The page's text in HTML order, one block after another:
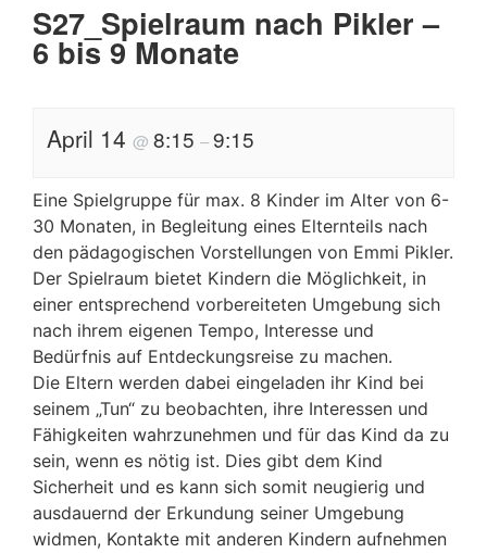
S27_Spielraum nach Pikler –
6 bis 9 Monate
April 14 @ 8:15 –9:15
Eine Spielgruppe für max. 8 Kinder im Alter von 6-
30 Monaten, in Begleitung eines Elternteils nach
den pädagogischen Vorstellungen von Emmi Pikler.
Der Spielraum bietet Kindern die Möglichkeit, in
einer entsprechend vorbereiteten Umgebung sich
nach ihrem eigenen Tempo, Interesse und
Bedürfnis auf Entdeckungsreise zu machen.
Die Eltern werden dabei eingeladen ihr Kind bei
seinem „Tun“ zu beobachten, ihre Interessen und
Fähigkeiten wahrzunehmen und für das Kind da zu
sein, wenn es nötig ist. Dies gibt dem Kind
Sicherheit und es kann sich somit neugierig und
ausdauernd der Erkundung seiner Umgebung
widmen, Kontakte mit anderen Kindern aufnehmen